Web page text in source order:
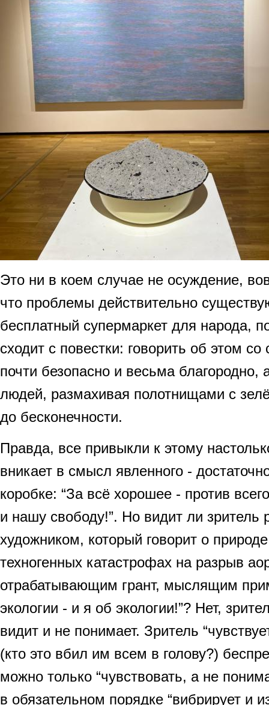
Это ни в коем случае не осуждение,
что проблемы действительно
бесплатный супермаркет для народа,
сходит с повестки: говорить об этом со
почти безопасно и весьма благородно,
людей, размахивая полотнищами с
до бесконечности.
Правда, все привыкли к этому
вникает в смысл явленного -
коробке: “За всё хорошее - против
и нашу свободу!”. Но видит ли зритель
художником, который говорит о
техногенных катастрофах на разрыв
отрабатывающим грант, мыслящим
экологии - и я об экологии!”? Нет,
видит и не понимает. Зритель
(кто это вбил им всем в голову?)
можно только “чувствовать, а не
в обязательном порядке “вибрирует и